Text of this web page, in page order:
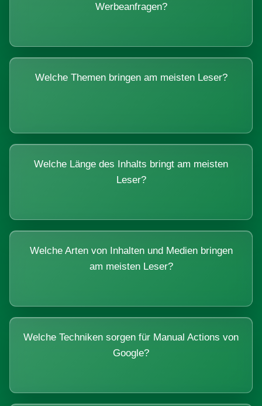
Werbeanfragen?
Welche Themen bringen am meisten Leser?
Welche Länge des Inhalts bringt am meisten
Leser?
Welche Arten von Inhalten und Medien bringen
am meisten Leser?
Welche Techniken sorgen für Manual Actions von
Google?